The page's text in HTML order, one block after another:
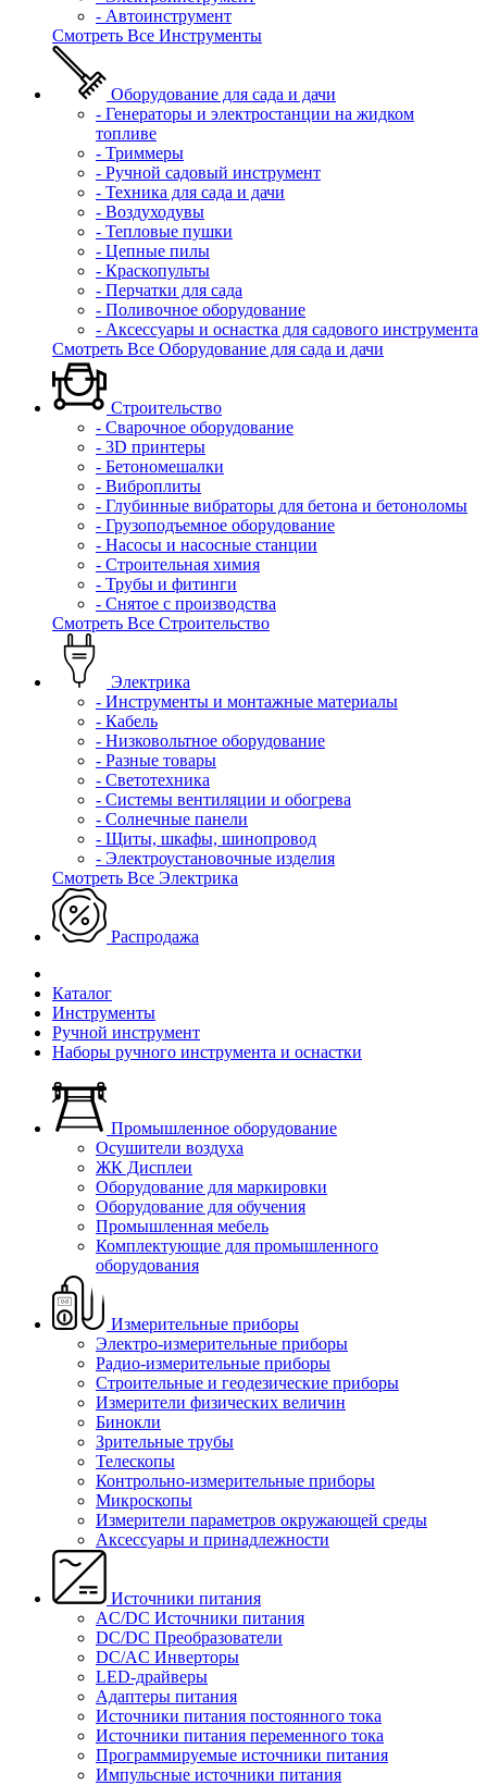
- Автоинструмент
Смотреть Все Инструменты
Оборудование для сада и дачи
- Генераторы и электростанции на жидком
топливе
- Триммеры
- Ручной садовый инструмент
- Техника для сада и дачи
- Воздуходувы
- Тепловые пушки
- Цепные пилы
- Краскопульты
- Перчатки для сада
- Поливочное оборудование
- Аксессуары и оснастка для садового инструмента
Смотреть Все Оборудование для сада и дачи
Строительство
- Сварочное оборудование
- 3D принтеры
- Бетономешалки
- Виброплиты
- Глубинные вибраторы для бетона и бетоноломы
- Грузоподъемное оборудование
- Насосы и насосные станции
- Строительная химия
- Трубы и фитинги
- Снятое с производства
Смотреть Все Строительство
Электрика
- Инструменты и монтажные материалы
- Кабель
- Низковольтное оборудование
- Разные товары
- Светотехника
- Системы вентиляции и обогрева
- Солнечные панели
- Щиты, шкафы, шинопровод
- Электроустановочные изделия
Смотреть Все Электрика
Распродажа
Каталог
Инструменты
Ручной инструмент
Наборы ручного инструмента и оснастки
Промышленное оборудование
Осушители воздуха
ЖК Дисплеи
Оборудование для маркировки
Оборудование для обучения
Промышленная мебель
Комплектующие для промышленного
оборудования
Измерительные приборы
Электро-измерительные приборы
Радио-измерительные приборы
Строительные и геодезические приборы
Измерители физических величин
Бинокли
Зрительные трубы
Телескопы
Контрольно-измерительные приборы
Микроскопы
Измерители параметров окружающей среды
Аксессуары и принадлежности
Источники питания
AC/DC Источники питания
DC/DC Преобразователи
DC/AC Инверторы
LED-драйверы
Адаптеры питания
Источники питания постоянного тока
Источники питания переменного тока
Программируемые источники питания
Импульсные источники питания